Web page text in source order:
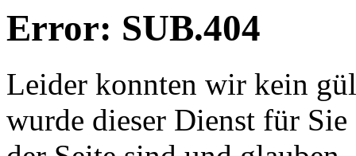
Error: SUB.404
Leider konnten wir kein
wurde dieser Dienst für